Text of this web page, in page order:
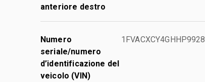
anteriore destro
Numero
seriale/numero
d’identificazione del
veicolo (VIN)
1FVACXCY4GHHP9928